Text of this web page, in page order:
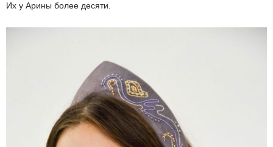
Их у Арины более десяти.